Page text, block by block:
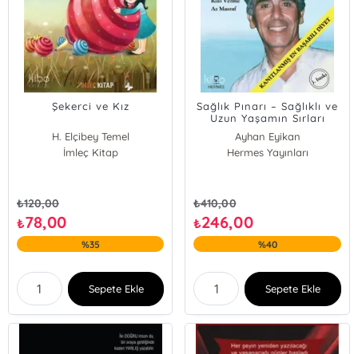
Şekerci ve Kız
H. Elçibey Temel
İmleç Kitap
₺120,00
₺78,00
%35
Sepete Ekle
Sağlık Pınarı – Sağlıklı ve
Uzun Yaşamın Sırları
Ayhan Eyikan
Hermes Yayınları
₺410,00
₺246,00
%40
Sepete Ekle